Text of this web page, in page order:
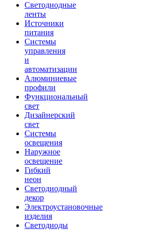
Светодиодные
ленты
Источники
питания
Системы
управления
и
автоматизации
Алюминиевые
профили
Функциональный
свет
Дизайнерский
свет
Системы
освещения
Наружное
освещение
Гибкий
неон
Светодиодный
декор
Электроустановочные
изделия
Светодиоды